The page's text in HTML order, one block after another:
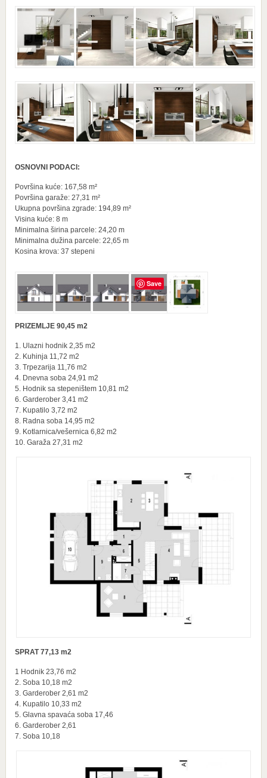
OSNOVNI PODACI:
Površina kuće: 167,58 m²
Površina garaže: 27,31 m²
Ukupna površina zgrade: 194,89 m²
Visina kuće: 8 m
Minimalna širina parcele: 24,20 m
Minimalna dužina parcele: 22,65 m
Kosina krova: 37 stepeni
PRIZEMLJE 90,45 m2
1. Ulazni hodnik 2,35 m2
2. Kuhinja 11,72 m2
3. Trpezarija 11,76 m2
4. Dnevna soba 24,91 m2
5. Hodnik sa stepeništem 10,81 m2
6. Garderober 3,41 m2
7. Kupatilo 3,72 m2
8. Radna soba 14,95 m2
9. Kotlarnica/vešernica 6,82 m2
10. Garaža 27,31 m2
SPRAT 77,13 m2
1 Hodnik 23,76 m2
2. Soba 10,18 m2
3. Garderober 2,61 m2
4. Kupatilo 10,33 m2
5. Glavna spavaća soba 17,46
6. Garderober 2,61
7. Soba 10,18
Save